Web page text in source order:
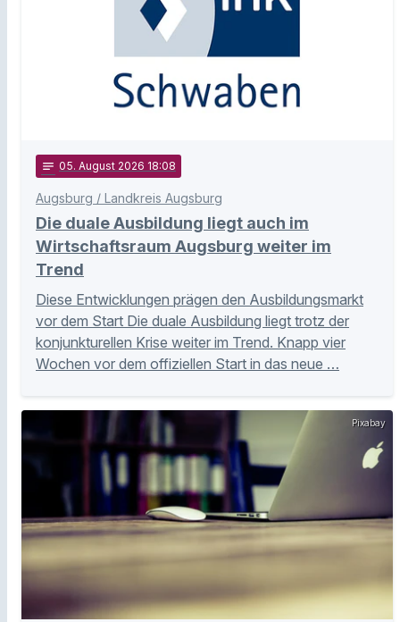
notes 05. August 2026 18:08
Augsburg / Landkreis Augsburg
Die duale Ausbildung liegt auch im
Wirtschaftsraum Augsburg weiter im
Trend
Diese Entwicklungen prägen den Ausbildungsmarkt
vor dem Start Die duale Ausbildung liegt trotz der
konjunkturellen Krise weiter im Trend. Knapp vier
Wochen vor dem offiziellen Start in das neue …
Pixabay